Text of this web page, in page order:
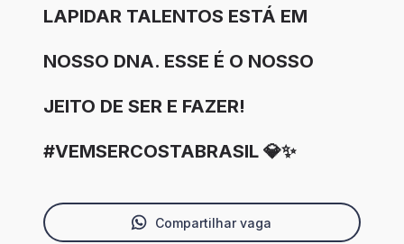
LAPIDAR TALENTOS ESTÁ EM
NOSSO DNA. ESSE É O NOSSO
JEITO DE SER E FAZER!
#VEMSERCOSTABRASIL 💎✨
Compartilhar vaga